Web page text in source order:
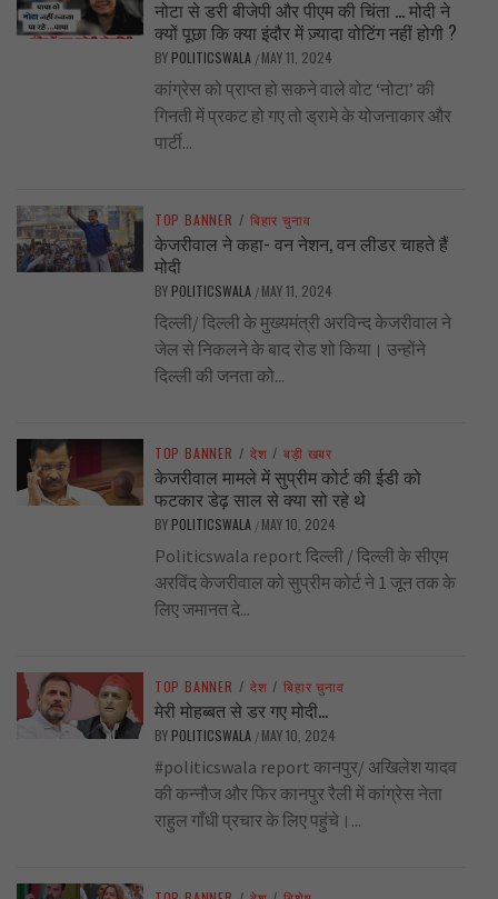
नोटा से डरी बीजेपी और पीएम की चिंता … मोदी ने
क्यों पूछा कि क्या इंदौर में ज़्यादा वोटिंग नहीं होगी ?
BY POLITICSWALA / MAY 11, 2024
कांग्रेस को प्राप्त हो सकने वाले वोट ‘नोटा’ की
गिनती में प्रकट हो गए तो ड्रामे के योजनाकार और
पार्टी...
TOP BANNER / बिहार चुनाव
केजरीवाल ने कहा- वन नेशन, वन लीडर चाहते हैं
मोदी
BY POLITICSWALA / MAY 11, 2024
दिल्ली/ दिल्ली के मुख्यमंत्री अरविन्द केजरीवाल ने
जेल से निकलने के बाद रोड शो किया। उन्होंने
दिल्ली की जनता को...
TOP BANNER / देश / बड़ी खबर
केजरीवाल मामले में सुप्रीम कोर्ट की ईडी को
फटकार डेढ़ साल से क्या सो रहे थे
BY POLITICSWALA / MAY 10, 2024
Politicswala report दिल्ली / दिल्ली के सीएम
अरविंद केजरीवाल को सुप्रीम कोर्ट ने 1 जून तक के
लिए जमानत दे...
TOP BANNER / देश / बिहार चुनाव
मेरी मोहब्बत से डर गए मोदी…
BY POLITICSWALA / MAY 10, 2024
#politicswala report कानपुर/ अखिलेश यादव
की कन्नौज और फिर कानपुर रैली में कांग्रेस नेता
राहुल गाँधी प्रचार के लिए पहुंचे।...